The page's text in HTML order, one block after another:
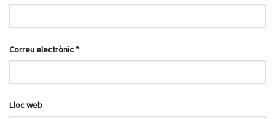
Correu electrònic *
Lloc web